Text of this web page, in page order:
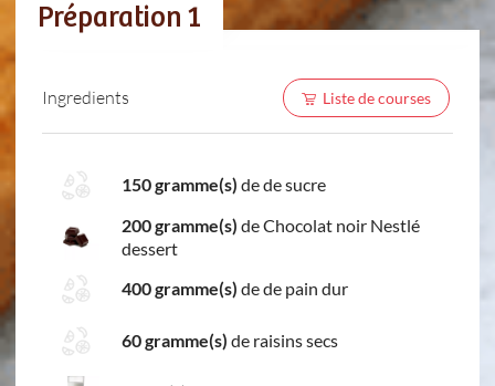
Préparation 1
Ingredients Liste de courses
150 gramme(s) de de sucre
200 gramme(s) de Chocolat noir Nestlé
dessert
400 gramme(s) de de pain dur
60 gramme(s) de raisins secs